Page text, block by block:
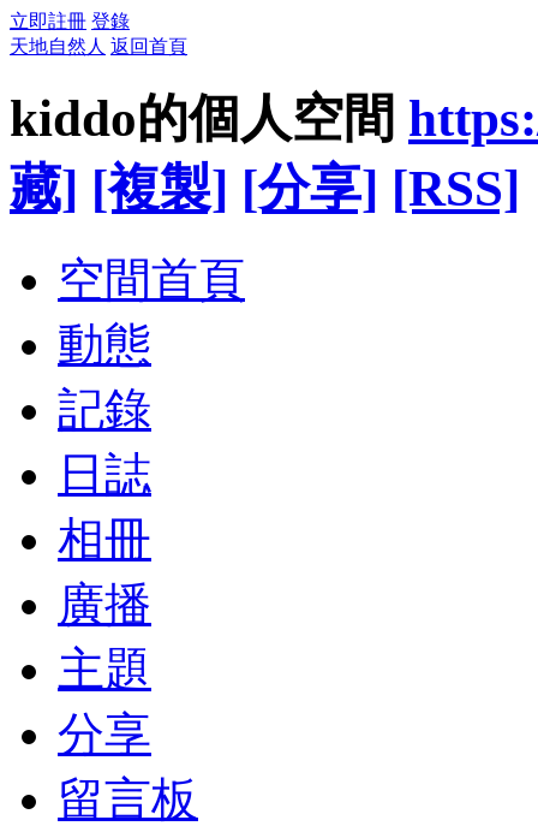
立即註冊 登錄
天地自然人 返回首頁
kiddo的個人空間
藏] [複製] [分享] [RSS]
空間首頁
動態
記錄
日誌
相冊
廣播
主題
分享
留言板